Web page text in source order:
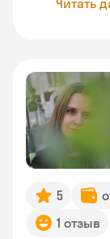
5
1 отзыв